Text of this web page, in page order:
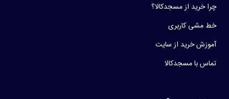
چرا خرید از مسجدکالا؟
خط مشی کاربری
آموزش خرید از سایت
تماس با مسجدکالا